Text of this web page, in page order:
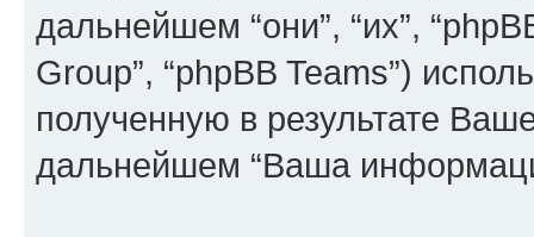
дальнейшем “они”, “их”,
Group”, “phpBB Teams”)
полученную в результате
дальнейшем “Ваша